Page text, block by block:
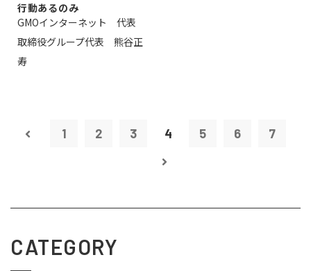
行動あるのみ
GMOインターネット 代表
取締役グループ代表 熊谷正
寿
1 2 3 4 5 6 7
CATEGORY